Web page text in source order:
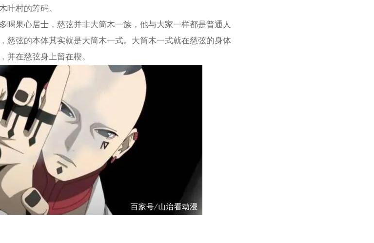
叶村的筹码。
喝果心居士，慈弦并非大筒木一族，他与大家一样都是普通人
慈弦的本体其实就是大筒木一式。大筒木一式就在慈弦的身体
并在慈弦身上留在楔。